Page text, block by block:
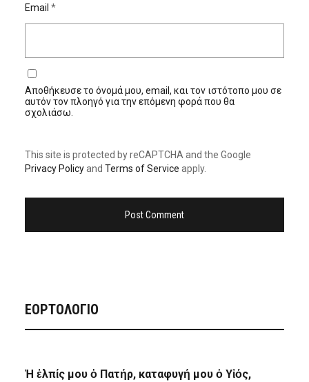
Email *
Αποθήκευσε το όνομά μου, email, και τον ιστότοπο μου σε
αυτόν τον πλοηγό για την επόμενη φορά που θα
σχολιάσω.
This site is protected by reCAPTCHA and the Google
Privacy Policyand Terms of Service apply.
ΕΟΡΤΟΛΟΓΙΟ
Ἡ ἐλπίς μου ὁ Πατήρ, καταφυγή μου ὁ Υἱός,